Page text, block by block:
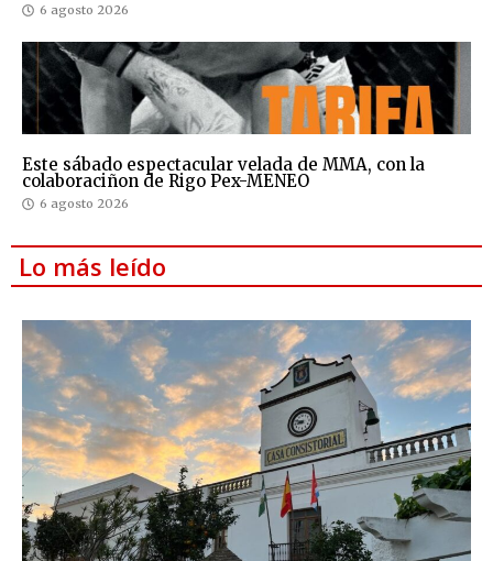
6 agosto 2026
Este sábado espectacular velada de MMA, con la
colaboraciñon de Rigo Pex-MENEO
6 agosto 2026
Lo más leído